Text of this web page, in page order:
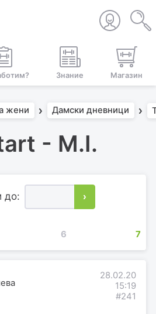
Знание Магазин
жени Дамски дневници
- M.I.
до: ›
6 7
28.02.20
15:19
#241